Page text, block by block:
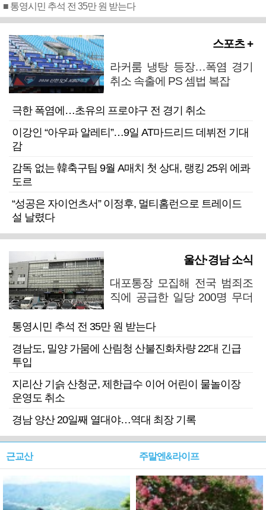
■ 통영시민 추석 전 35만 원 받는다
스포츠 +
라커룸 냉탕 등장…폭염 경기
취소 속출에 PS 셈법 복잡
극한 폭염에…초유의 프로야구 전 경기 취소
이강인 “아우파 알레티”…9일 AT마드리드 데뷔전 기대
감
감독 없는 韓축구팀 9월 A매치 첫 상대, 랭킹 25위 에콰
도르
“성공은 자이언츠서” 이정후, 멀티홈런으로 트레이드
설 날렸다
울산·경남 소식
대포통장 모집해 전국 범죄조
직에 공급한 일당 200명 무더
통영시민 추석 전 35만 원 받는다
경남도, 밀양 가뭄에 산림청 산불진화차량 22대 긴급
투입
지리산 기슭 산청군, 제한급수 이어 어린이 물놀이장
운영도 취소
경남 양산 20일째 열대야…역대 최장 기록
근교산 주말엔&라이프